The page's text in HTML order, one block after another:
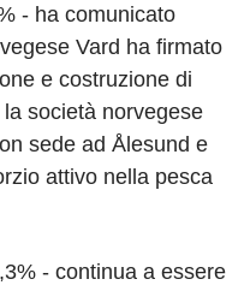
- ha comunicato
Vard ha firmato
e costruzione di
società norvegese
sede ad Ålesund e
attivo nella pesca
- continua a essere